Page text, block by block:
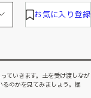
お気に入り登録
ていきます。土を受け渡しなが
るのかを見てみましょう。掘